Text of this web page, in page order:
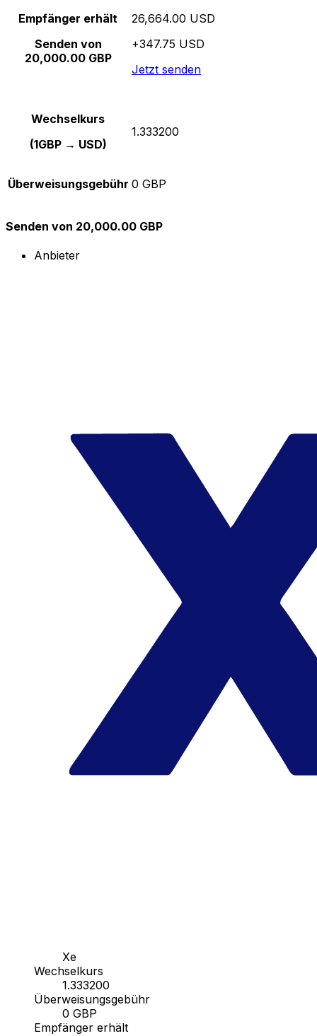
Empfänger erhält
Senden von
20,000.00 GBP
26,664.00 USD
+347.75 USD
Jetzt senden
Wechselkurs
(1GBP → USD)
1.333200
Überweisungsgebühr 0 GBP
Senden von 20,000.00 GBP
Anbieter
Xe
Wechselkurs
1.333200
Überweisungsgebühr
0 GBP
Empfänger erhält